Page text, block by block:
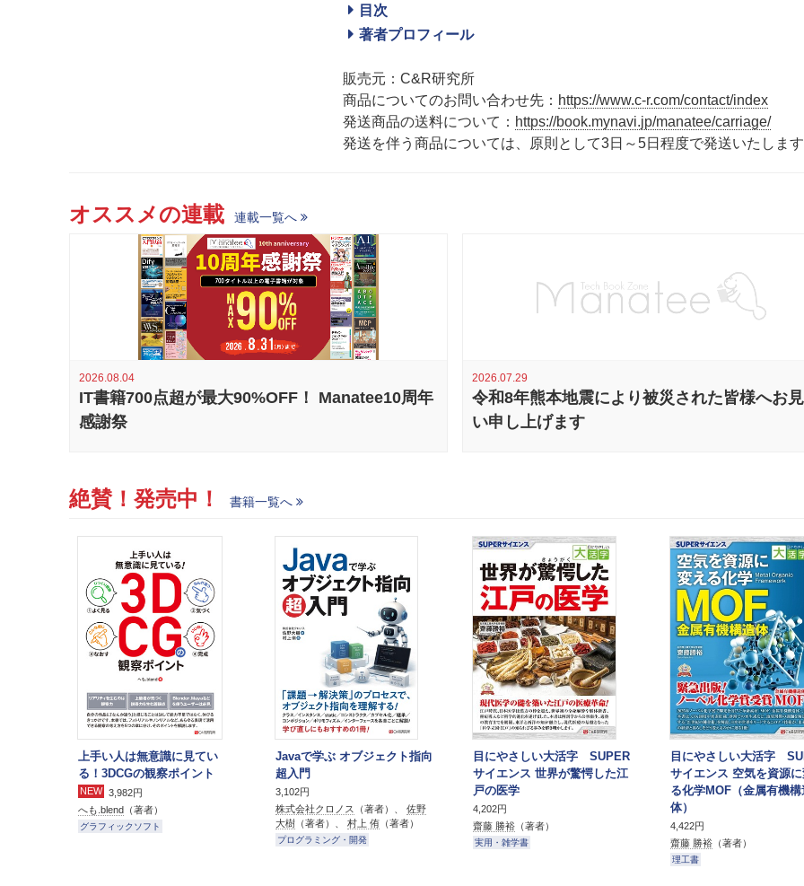
目次
著者プロフィール
販売元：C&R研究所
商品についてのお問い合わせ先： https://www.c-r.com/contact/index
発送商品の送料について： https://book.mynavi.jp/manatee/carriage/
発送を伴う商品については、原則として3日～5日程度で発送いたしま
オススメの連載 連載一覧へ
2026.08.04
IT書籍700点超が最大90%OFF！ Manatee10周年
感謝祭
2026.07.29
令和8年熊本地震により被災された皆様へお
い申し上げます
絶賛！発売中！ 書籍一覧へ
上手い人は無意識に見てい
る！3DCGの観察ポイント
NEW 3,982円
へも.blend （著者）
グラフィックソフト
Javaで学ぶ オブジェクト指向
超入門
3,102円
株式会社クロノス
（著者）、 佐野
大樹 （著者）、 村上 侑 （著者）
プログラミング・開発
目にやさしい大活字 SUPER
サイエンス 世界が驚愕した江
戸の医学
4,202円
齋藤 勝裕 （著者）
実用・雑学書
目にやさしい大活字
サイエンス 空気を資源
る化学MOF（金属有機構
体）
4,422円
齋藤 勝裕 （著者）
理工書